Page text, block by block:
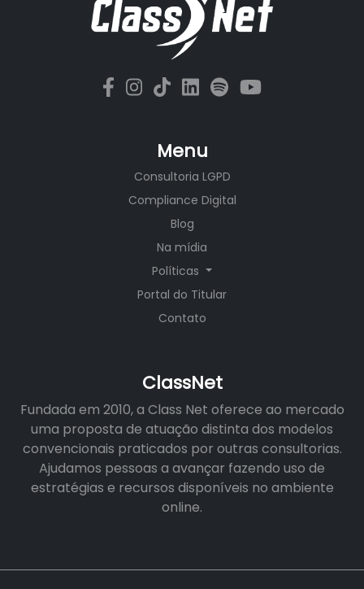
Menu
Consultoria LGPD
Compliance Digital
Blog
Na mídia
Políticas
Portal do Titular
Contato
ClassNet
Fundada em 2010, a Class Net oferece ao mercado
uma proposta de atuação distinta dos modelos
convencionais praticados por outras consultorias.
Ajudamos pessoas a avançar fazendo uso de
estratégias e recursos disponíveis no ambiente
online.